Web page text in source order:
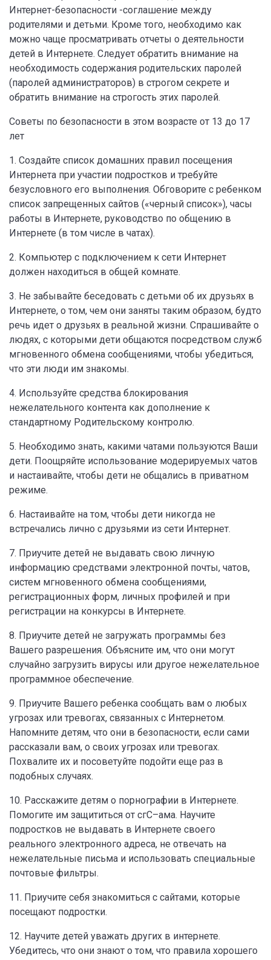
Интернет-безопасности -соглашение между
родителями и детьми. Кроме того, необходимо как
можно чаще просматривать отчеты о деятельности
детей в Интернете. Следует обратить внимание на
необходимость содержания родительских паролей
(паролей администраторов) в строгом секрете и
обратить внимание на строгость этих паролей.
Советы по безопасности в этом возрасте от 13 до 17
лет
1. Создайте список домашних правил посещения
Интернета при участии подростков и требуйте
безусловного его выполнения. Обговорите с ребенком
список запрещенных сайтов («черный список»), часы
работы в Интернете, руководство по общению в
Интернете (в том числе в чатах).
2. Компьютер с подключением к сети Интернет
должен находиться в общей комнате.
3. Не забывайте беседовать с детьми об их друзьях в
Интернете, о том, чем они заняты таким образом, будто
речь идет о друзьях в реальной жизни. Спрашивайте о
людях, с которыми дети общаются посредством служб
мгновенного обмена сообщениями, чтобы убедиться,
что эти люди им знакомы.
4. Используйте средства блокирования
нежелательного контента как дополнение к
стандартному Родительскому контролю.
5. Необходимо знать, какими чатами пользуются Ваши
дети. Поощряйте использование модерируемых чатов
и настаивайте, чтобы дети не общались в приватном
режиме.
6. Настаивайте на том, чтобы дети никогда не
встречались лично с друзьями из сети Интернет.
7. Приучите детей не выдавать свою личную
информацию средствами электронной почты, чатов,
систем мгновенного обмена сообщениями,
регистрационных форм, личных профилей и при
регистрации на конкурсы в Интернете.
8. Приучите детей не загружать программы без
Вашего разрешения. Объясните им, что они могут
случайно загрузить вирусы или другое нежелательное
программное обеспечение.
9. Приучите Вашего ребенка сообщать вам о любых
угрозах или тревогах, связанных с Интернетом.
Напомните детям, что они в безопасности, если сами
рассказали вам, о своих угрозах или тревогах.
Похвалите их и посоветуйте подойти еще раз в
подобных случаях.
10. Расскажите детям о порнографии в Интернете.
Помогите им защититься от сгС–ама. Научите
подростков не выдавать в Интернете своего
реального электронного адреса, не отвечать на
нежелательные письма и использовать специальные
почтовые фильтры.
11. Приучите себя знакомиться с сайтами, которые
посещают подростки.
12. Научите детей уважать других в интернете.
Убедитесь, что они знают о том, что правила хорошего